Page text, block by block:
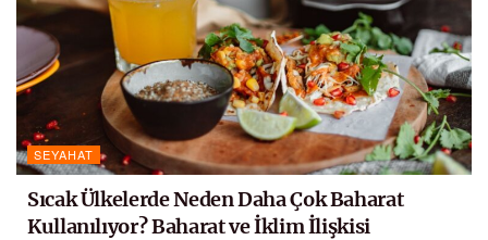
SEYAHAT
Sıcak Ülkelerde Neden Daha Çok Baharat
Kullanılıyor? Baharat ve İklim İlişkisi